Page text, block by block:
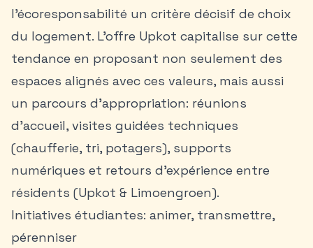
l’écoresponsabilité un critère décisif de choix
du logement. L’offre Upkot capitalise sur cette
tendance en proposant non seulement des
espaces alignés avec ces valeurs, mais aussi
un parcours d’appropriation: réunions
d’accueil, visites guidées techniques
(chaufferie, tri, potagers), supports
numériques et retours d’expérience entre
résidents (Upkot & Limoengroen).
Initiatives étudiantes: animer, transmettre,
pérenniser